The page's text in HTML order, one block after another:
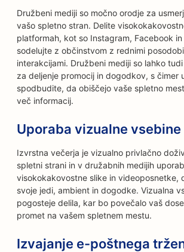
Družbeni mediji so močno orodje za
vašo spletno stran. Delite
platformah, kot so Instagram, Facebook
sodelujte z občinstvom z rednimi
interakcijami. Družbeni mediji so lahko
za deljenje promocij in dogodkov, s čimer
spodbudite, da obiščejo vaše spletno
več informacij.
Uporaba vizualne vsebine
Izvrstna večerja je vizualno privlačno
spletni strani in v družabnih medijih
visokokakovostne slike in videoposnetke,
svoje jedi, ambient in dogodke. Vizualna
pogosteje delila, kar bo povečalo vaš
promet na vašem spletnem mestu.
Izvajanje e-poštnega